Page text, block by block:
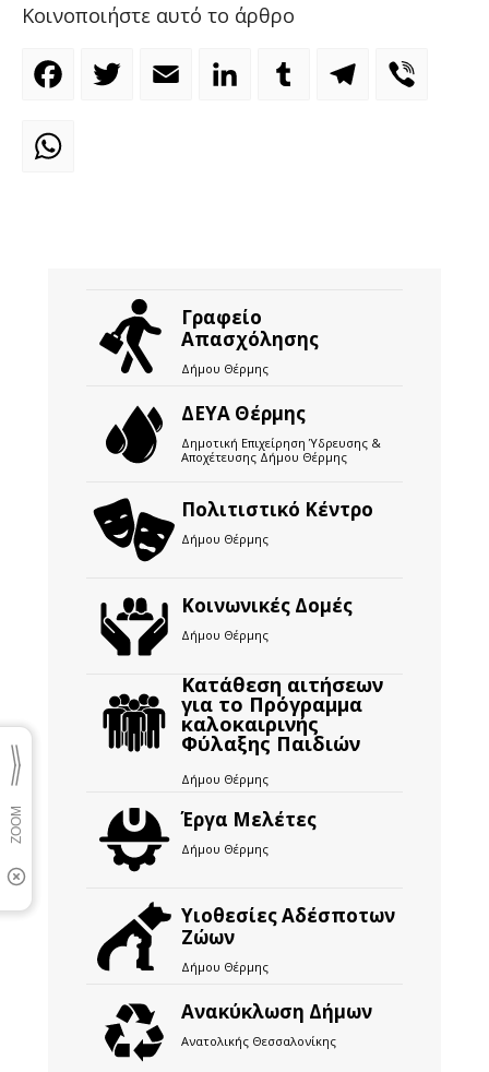
Κοινοποιήστε αυτό το άρθρο
FacebookTwitter Email LinkedIn Tumblr Telegram
Γραφείο
Απασχόλησης
Δήμου Θέρμης
ΔΕΥΑ Θέρμης
Δημοτική Επιχείρηση Ύδρευσης &
Αποχέτευσης Δήμου Θέρμης
Πολιτιστικό Κέντρο
Δήμου Θέρμης
Κοινωνικές Δομές
Δήμου Θέρμης
Κατάθεση αιτήσεων
για το Πρόγραμμα
καλοκαιρινής
Φύλαξης Παιδιών
Δήμου Θέρμης
Έργα Μελέτες
Δήμου Θέρμης
Υιοθεσίες Αδέσποτων
Ζώων
Δήμου Θέρμης
Ανακύκλωση Δήμων
Ανατολικής Θεσσαλονίκης